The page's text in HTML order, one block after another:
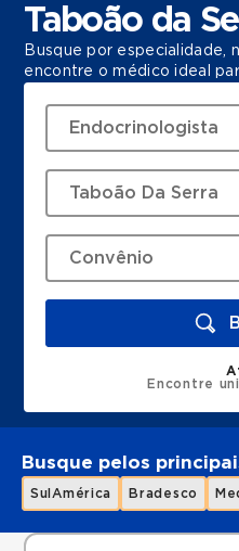
Taboão da
Busque por especialidade,
encontre o médico ideal
Encontre
Busque pelos
SulAmérica Bradesco